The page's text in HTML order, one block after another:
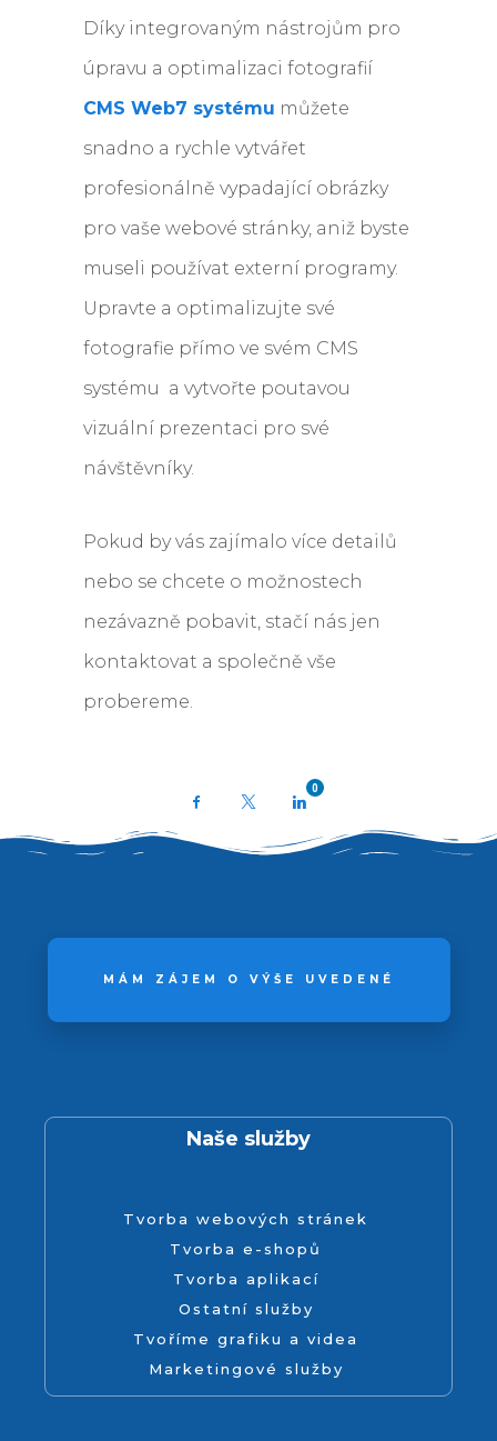
Díky integrovaným nástrojům pro
úpravu a optimalizaci fotografií
CMS Web7 systému můžete
snadno a rychle vytvářet
profesionálně vypadající obrázky
pro vaše webové stránky, aniž byste
museli používat externí programy.
Upravte a optimalizujte své
fotografie přímo ve svém CMS
systému a vytvořte poutavou
vizuální prezentaci pro své
návštěvníky.
Pokud by vás zajímalo více detailů
nebo se chcete o možnostech
nezávazně pobavit, stačí nás jen
kontaktovat a společně vše
probereme.
Facebook
0
MÁM ZÁJEM O VÝŠE UVEDENÉ
Naše služby
Tvorba webových stránek
Tvorba e-shopů
Tvorba aplikací
Ostatní služby
Tvoříme grafiku a videa
Marketingové služby